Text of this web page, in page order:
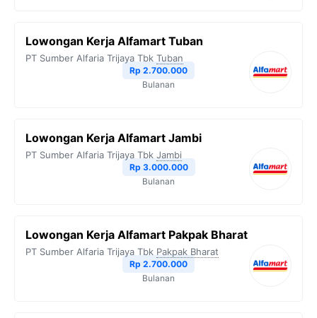
Lowongan Kerja Alfamart Tuban
PT Sumber Alfaria Trijaya Tbk Tuban
Rp 2.700.000
Bulanan
Lowongan Kerja Alfamart Jambi
PT Sumber Alfaria Trijaya Tbk Jambi
Rp 3.000.000
Bulanan
Lowongan Kerja Alfamart Pakpak Bharat
PT Sumber Alfaria Trijaya Tbk Pakpak Bharat
Rp 2.700.000
Bulanan